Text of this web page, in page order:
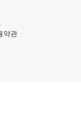
약관